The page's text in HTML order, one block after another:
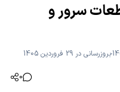
سرور و
بروزرسانی در 29 فروردین 1405
0